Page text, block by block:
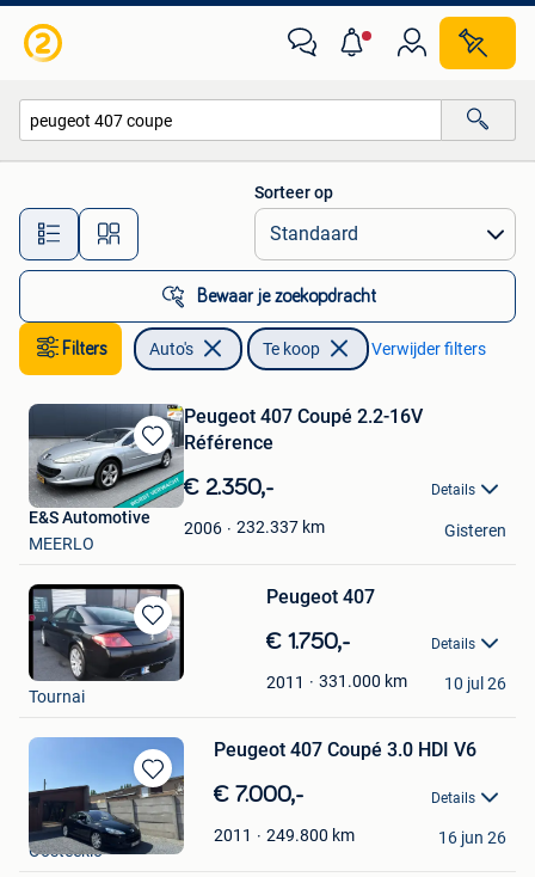
Alle afstanden…
Sorteer op
Bewaar je zoekopdracht
Filters Auto's Te koop Verwijder filters
Bewaren
in
Mijn
Favorieten
Peugeot 407 Coupé 2.2-16V
Référence
€ 2.350,- Details
2006 232.337 km
E&S Automotive
MEERLO
Gisteren
Bewaren
in
Mijn
Peugeot 407
€ 1.750,- Details
2011 331.000 km
fred
Tournai
10 jul 26
Bewaren
in
Mijn
Favorieten
Peugeot 407 Coupé 3.0 HDI V6
€ 7.000,- Details
2011 249.800 km
Senne Mussche
Oosteeklo
16 jun 26